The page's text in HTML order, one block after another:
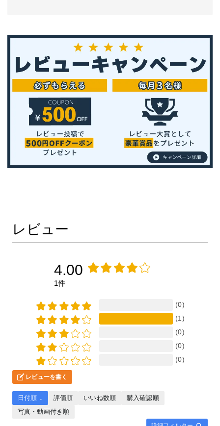
レビュー
4.00
1件
(0)
(1)
(0)
(0)
(0)
レビューを書く
日付順 ↓ 評価順 いいね数順
購入確認順
写真・動画付き順